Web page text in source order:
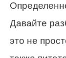
Давайте
это не